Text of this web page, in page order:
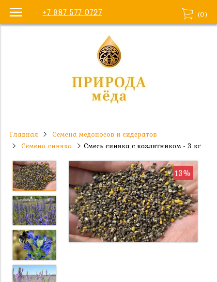
+7 987 577 0727 (0)
Главная
Семена медоносов и сидератов
Семена синяка
Смесь синяка с козлятником - 3 кг
13%